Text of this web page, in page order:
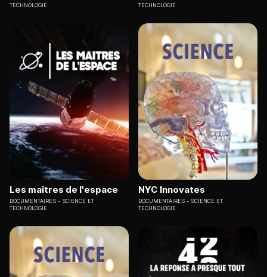
TECHNOLOGIE
TECHNOLOGIE
Les maîtres de l'espace
DOCUMENTAIRES
SCIENCE ET
TECHNOLOGIE
NYC Innovates
DOCUMENTAIRES
SCIENCE ET
TECHNOLOGIE